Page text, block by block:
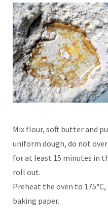
Mix flour, soft butter and
uniform dough, do not
for at least 15 minutes in
roll out.
Preheat the oven to
baking paper.